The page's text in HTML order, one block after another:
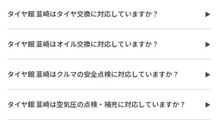
タイヤ館 韮崎はタイヤ交換に対応していますか？
タイヤ館 韮崎はタイヤ交換に対応しています。
費用は、タイヤ交換工賃のほかに、タイヤ本体の価格やホイール
バランス調整、使用済みタイヤ処分費用などがかかる場合があり
ます。
また、作業時間は最短で約30分程度ですが、作業内容や交換本
数、車種により異なり、時間がかかる場合もございます。詳細は店
舗スタッフまでお気軽にご相談ください
タイヤ館 韮崎はオイル交換に対応していますか？
タイヤ館 韮崎はオイル交換に対応しています。
使用するオイルの種類（鉱物油・部分合成油・全合成油）や粘
度、交換量によって費用が変わります。工賃やフィルター代を含め
た交換費用については、店舗スタッフまでお問い合わせくださ
い。
また、所要時間は最短約30分程度になります。こちらもオイルフ
ィルターの同時交換や、在庫・車種、作業時期等により時間が変
タイヤ館 韮崎はクルマの安全点検に対応していますか？
タイヤ館 韮崎はおクルマの安全点検に対応しています。最短30
分、無料で対応させていただきます。
タイヤ館 韮崎は空気圧の点検・補充に対応していますか？
タイヤ館 韮崎は空気圧の点検・補充に対応しています。最短15